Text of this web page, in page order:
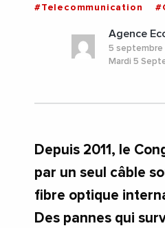
#Telecommunication
Agence
5 septembre
Mardi 5
Depuis 2011, le
par un seul câble
fibre optique
Des pannes qui